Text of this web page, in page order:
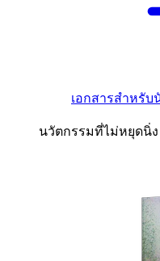
เอกสารสำหรั
นวัตกรรมที่ไม่หยุดนิ่ง